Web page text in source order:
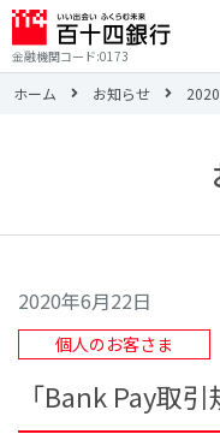
金融機関コード:0173
ホーム
お知らせ
2020年6月22日
個人のお客さま
「Bank Pay取